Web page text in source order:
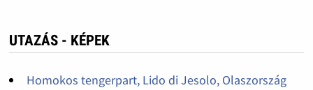
UTAZÁS - KÉPEK
Homokos tengerpart, Lido di Jesolo, Olaszország